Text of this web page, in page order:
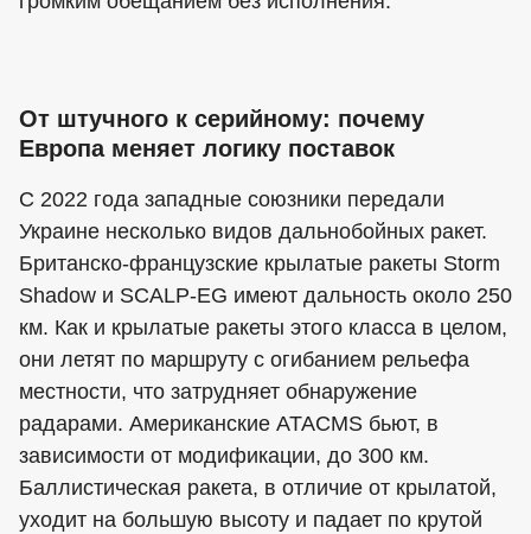
От штучного к серийному: почему
Европа меняет логику поставок
С 2022 года западные союзники передали
Украине несколько видов дальнобойных ракет.
Британско-французские крылатые ракеты Storm
Shadow и SCALP-EG имеют дальность около 250
км. Как и крылатые ракеты этого класса в целом,
они летят по маршруту с огибанием рельефа
местности, что затрудняет обнаружение
радарами. Американские ATACMS бьют, в
зависимости от модификации, до 300 км.
Баллистическая ракета, в отличие от крылатой,
уходит на большую высоту и падает по крутой